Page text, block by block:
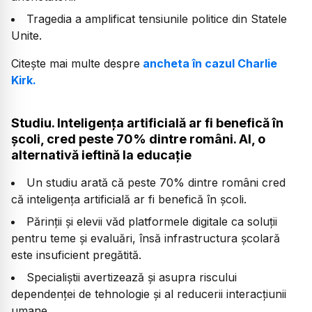
Tragedia a amplificat tensiunile politice din Statele
Unite.
Citește mai multe despre ancheta în cazul Charlie
Kirk.
Studiu. Inteligența artificială ar fi benefică în
școli, cred peste 70% dintre români. AI, o
alternativă ieftină la educație
Un studiu arată că peste 70% dintre români cred
că inteligența artificială ar fi benefică în școli.
Părinții și elevii văd platformele digitale ca soluții
pentru teme și evaluări, însă infrastructura școlară
este insuficient pregătită.
Specialiștii avertizează și asupra riscului
dependenței de tehnologie și al reducerii interacțiunii